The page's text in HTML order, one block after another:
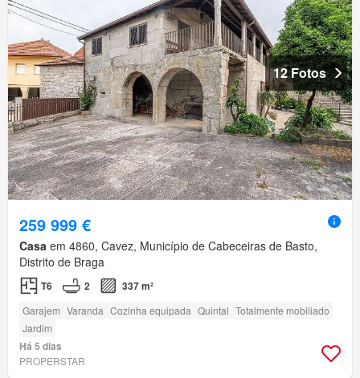
12 Fotos
259 999 €
Casa em 4860, Cavez, Município de Cabeceiras de Basto,
Distrito de Braga
T6 2 337 m²
Garajem Varanda Cozinha equipada Quintal Totalmente mobiliado
Jardim
Há 5 dias
PROPERSTAR